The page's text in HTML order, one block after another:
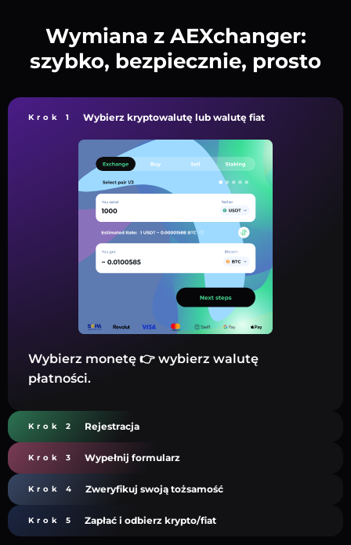
Wymiana z AEXchanger:
szybko, bezpiecznie, prosto
Krok 1 Wybierz kryptowalutę lub walutę fiat
Wybierz monetę 👉 wybierz walutę
płatności.
Krok 2 Rejestracja
Krok 3 Wypełnij formularz
Krok 4 Zweryfikuj swoją tożsamość
Krok 5 Zapłać i odbierz krypto/fiat